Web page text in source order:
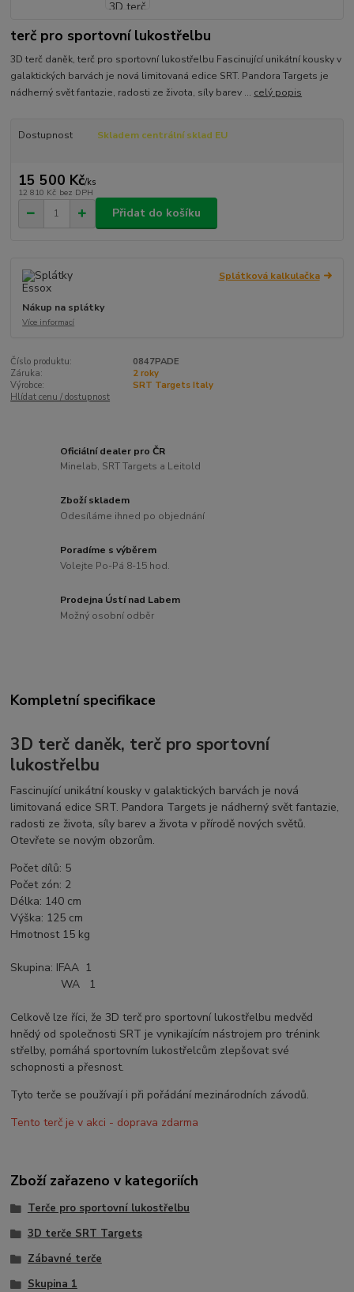
terč pro sportovní lukostřelbu
3D terč daněk, terč pro sportovní lukostřelbu Fascinující unikátní kousky v
galaktických barvách je nová limitovaná edice SRT. Pandora Targets je
nádherný svět fantazie, radosti ze života, síly barev ... celý popis
Dostupnost Skladem centrální sklad EU
15 500 Kč/ks
12 810 Kč bez DPH
Přidat do košíku
Splátková kalkulačka
Nákup na splátky
Více informací
Číslo produktu:
0847PADE
Záruka:
2 roky
Výrobce:
SRT Targets Italy
Hlídat cenu / dostupnost
Oficiální dealer pro ČR
Minelab, SRT Targets a Leitold
Zboží skladem
Odesíláme ihned po objednání
Poradíme s výběrem
Volejte Po-Pá 8-15 hod.
Prodejna Ústí nad Labem
Možný osobní odběr
Kompletní specifikace
3D terč daněk, terč pro sportovní
lukostřelbu
Fascinující unikátní kousky v galaktických barvách je nová
limitovaná edice SRT. Pandora Targets je nádherný svět fantazie,
radosti ze života, síly barev a života v přírodě nových světů.
Otevřete se novým obzorům.
Počet dílů: 5
Počet zón: 2
Délka: 140 cm
Výška: 125 cm
Hmotnost 15 kg
Skupina: IFAA 1
WA 1
Celkově lze říci, že 3D terč pro sportovní lukostřelbu medvěd
hnědý od společnosti SRT je vynikajícím nástrojem pro trénink
střelby, pomáhá sportovním lukostřelcům zlepšovat své
schopnosti a přesnost.
Tyto terče se používají i při pořádání mezinárodních závodů.
Tento terč je v akci - doprava zdarma
Zboží zařazeno v kategoriích
Terče pro sportovní lukostřelbu
3D terče SRT Targets
Zábavné terče
Skupina 1